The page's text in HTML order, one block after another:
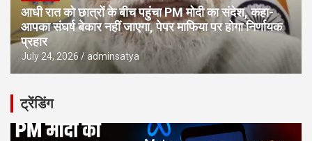
आधी रात को छात्रों के बीच पहुंचा PM मोदी का संदेश, कहा-
आपका संघर्ष बेकार नहीं जाएगा, पेपर माफिया पर होगा निर्णायक
प्रहार
July 24, 2026 adminsatya
ट्रेंडिंग